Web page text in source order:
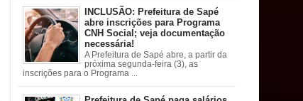
INCLUSÃO: Prefeitura de Sapé
abre inscrições para Programa
CNH Social; veja documentação
necessária!
A Prefeitura de Sapé abre, a partir da
próxima segunda-feira (3), as
inscrições para o Programa ...